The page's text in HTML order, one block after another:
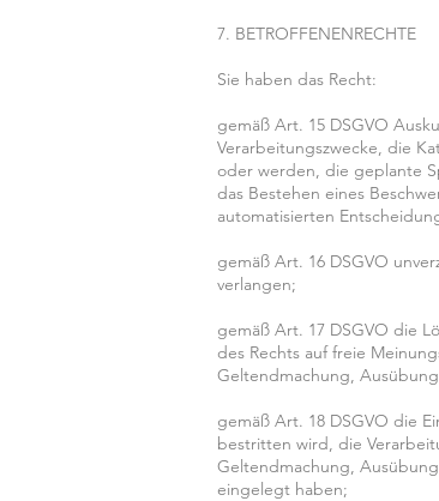
7. BETROFFENENRECHTE
Sie haben das Recht:
gemäß Art. 15 DSGVO
Verarbeitungszwecke, die
oder werden, die geplante
das Bestehen eines
automatisierten
gemäß Art. 16 DSGVO
verlangen;
gemäß Art. 17 DSGVO die
des Rechts auf freie
Geltendmachung,
gemäß Art. 18 DSGVO die
bestritten wird, die
Geltendmachung,
eingelegt haben;